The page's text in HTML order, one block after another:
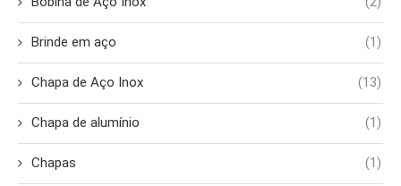
Brinde em aço (1)
Chapa de Aço Inox (13)
Chapa de alumínio (1)
Chapas (1)